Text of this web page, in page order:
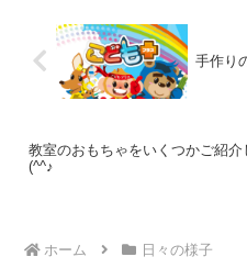
手作り
教室のおもちゃをいくつかご紹介
(^^♪
ホーム 日々の様子